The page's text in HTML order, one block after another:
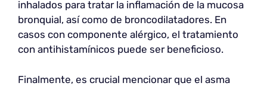
inhalados para tratar la inflamación de la mucosa
bronquial, así como de broncodilatadores. En
casos con componente alérgico, el tratamiento
con antihistamínicos puede ser beneficioso.
Finalmente, es crucial mencionar que el asma